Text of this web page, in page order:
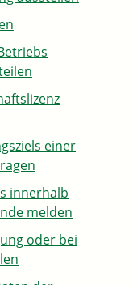
einer
innerhalb
melden
oder bei